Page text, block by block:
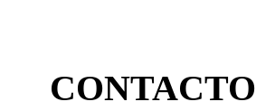
CONTACTO